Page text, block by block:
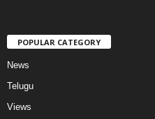
POPULAR CATEGORY
News
Telugu
Views